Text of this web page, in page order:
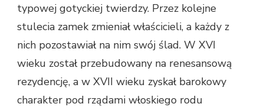
typowej gotyckiej twierdzy. Przez kolejne
stulecia zamek zmieniał właścicieli, a każdy z
nich pozostawiał na nim swój ślad. W XVI
wieku został przebudowany na renesansową
rezydencję, a w XVII wieku zyskał barokowy
charakter pod rządami włoskiego rodu